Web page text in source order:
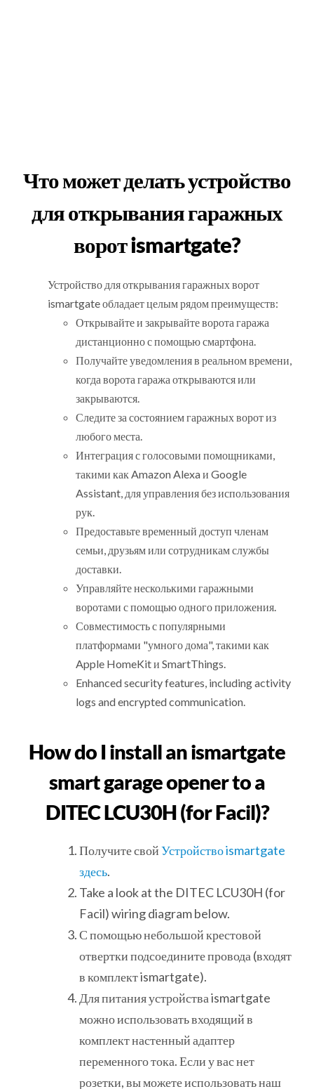
Что может делать устройство
для открывания гаражных
ворот ismartgate?
Устройство для открывания гаражных ворот
ismartgate обладает целым рядом преимуществ:
Открывайте и закрывайте ворота гаража
дистанционно с помощью смартфона.
Получайте уведомления в реальном времени,
когда ворота гаража открываются или
закрываются.
Следите за состоянием гаражных ворот из
любого места.
Интеграция с голосовыми помощниками,
такими как Amazon Alexa и Google
Assistant, для управления без использования
рук.
Предоставьте временный доступ членам
семьи, друзьям или сотрудникам службы
доставки.
Управляйте несколькими гаражными
воротами с помощью одного приложения.
Совместимость с популярными
платформами "умного дома", такими как
Apple HomeKit и SmartThings.
Enhanced security features, including activity
logs and encrypted communication.
How do I install an ismartgate
smart garage opener to a
DITEC LCU30H (for Facil)?
Получите свойУстройство ismartgate
здесь.
Take a look at the DITEC LCU30H (for
Facil) wiring diagram below.
С помощью небольшой крестовой
отвертки подсоедините провода (входят
в комплект ismartgate).
Для питания устройства ismartgate
можно использовать входящий в
комплект настенный адаптер
переменного тока. Если у вас нет
розетки, вы можете использовать наш